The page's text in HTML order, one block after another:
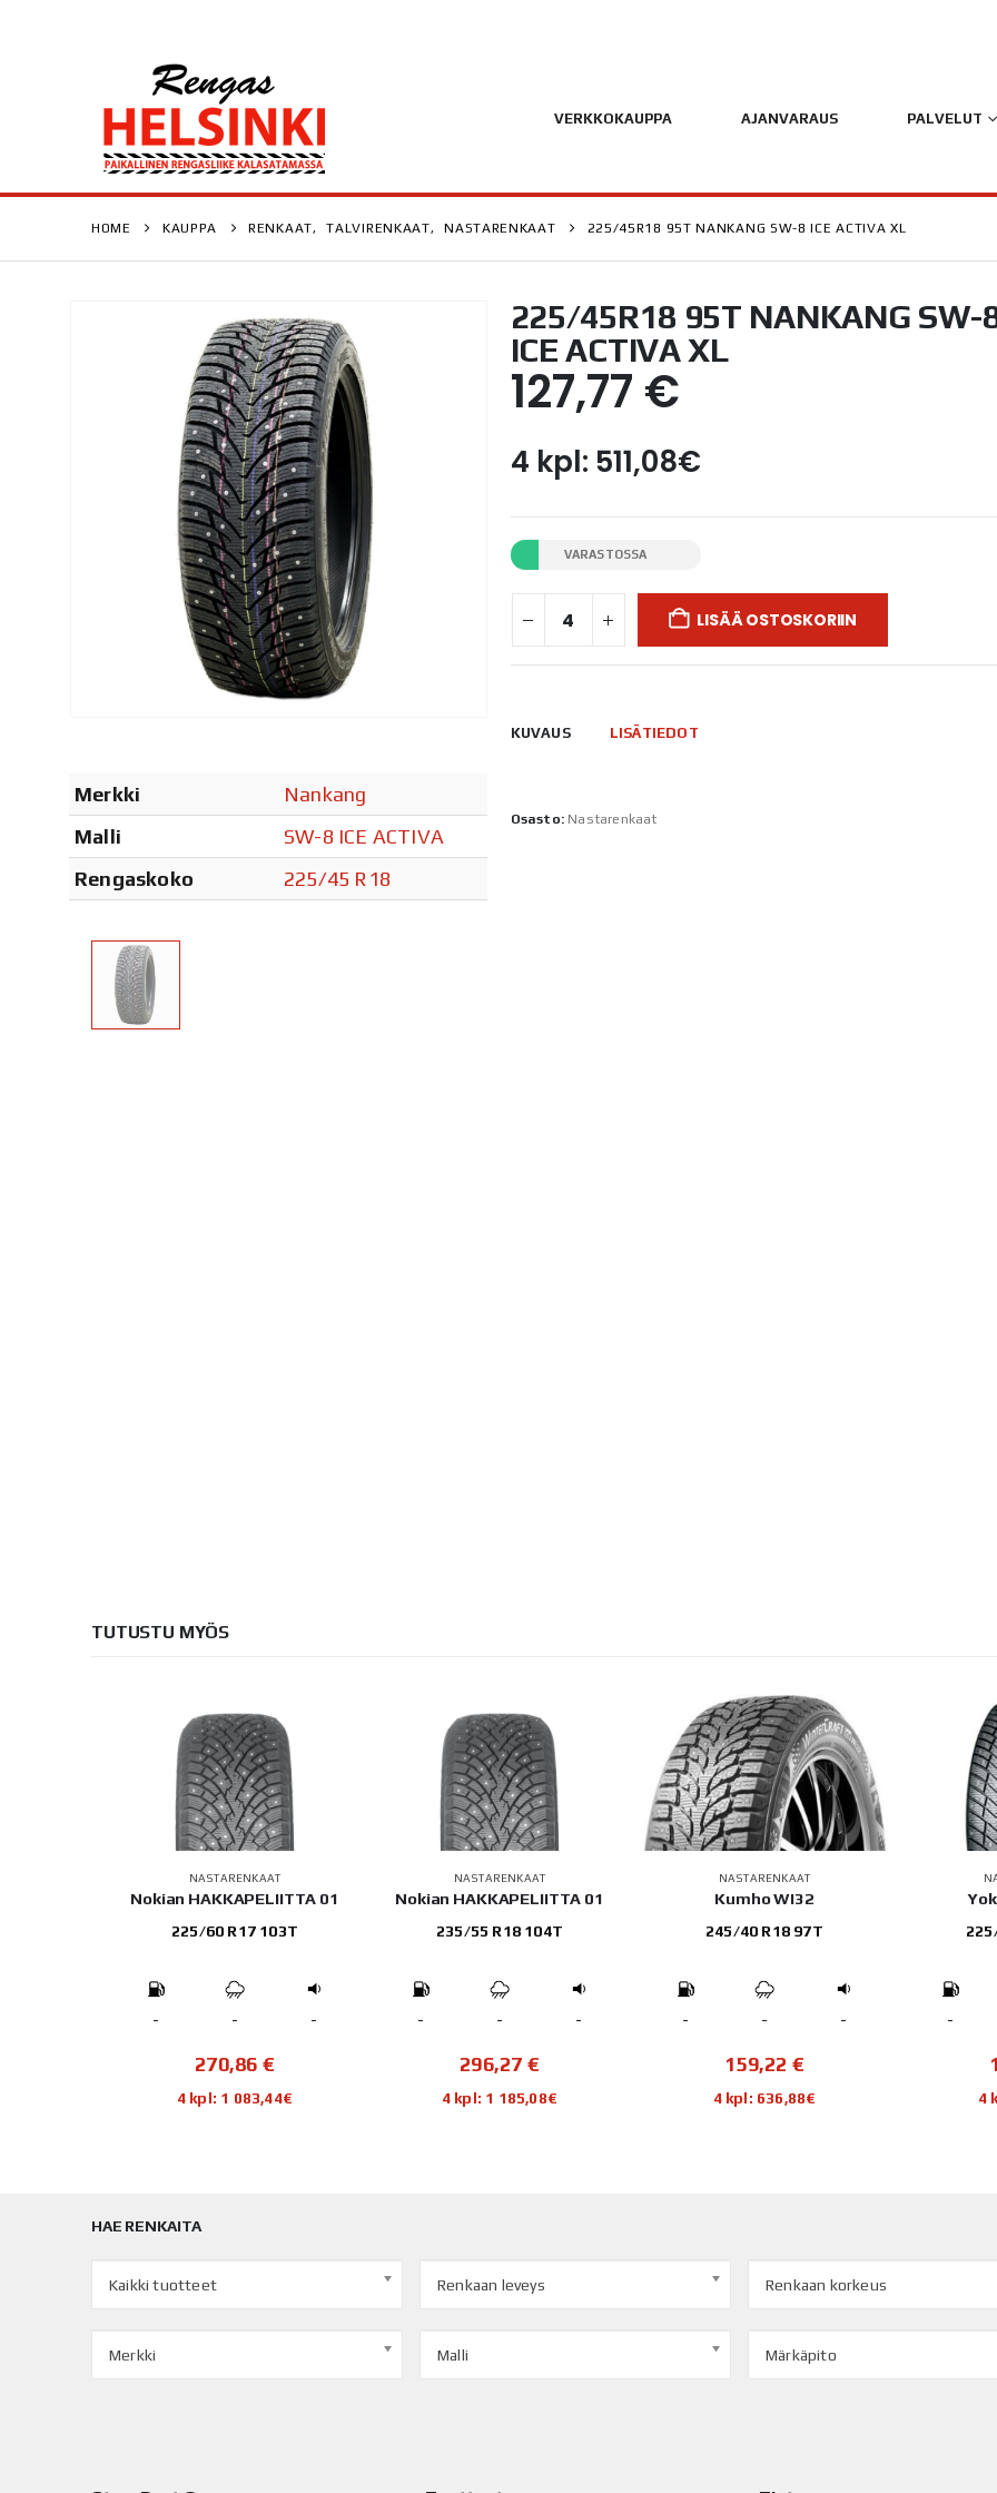
VERKKOKAUPPA AJANVARAUS PALVELUT
HOME KAUPPA RENKAAT, TALVIRENKAAT, NASTARENKAAT 225/45R18 95T NANKANG SW-8 ICE ACTIVA XL
Merkki
Nankang
Malli
SW-8 ICE ACTIVA
Rengaskoko
225/45 R18
225/45R18 95T NANKANG SW-
ICE ACTIVA XL
127,77 €
4 kpl: 511,08€
VARASTOSSA
LISÄÄ OSTOSKORIIN
KUVAUS LISÄTIEDOT
Osasto: Nastarenkaat
TUTUSTU MYÖS
NASTARENKAAT
Nokian HAKKAPELIITTA 01
235/55 R18 104T
- - -
296,27 €
4 kpl: 1 185,08€
NASTARENKAAT
Kumho WI32
245/40 R18 97T
- - -
159,22 €
4 kpl: 636,88€
NASTARENKAAT
Yokohama IG65
225/65 R17 106T
- - -
155,04 €
4 kpl: 620,16€
Sailun
-
4
HAE RENKAITA
Kaikki tuotteet Renkaan leveys Renkaan korkeus
Merkki Malli Märkäpito